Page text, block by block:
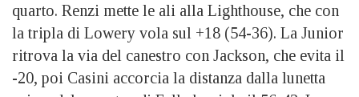
quarto. Renzi mette le ali alla Lighthouse, che con
la tripla di Lowery vola sul +18 (54-36). La Junior
ritrova la via del canestro con Jackson, che evita il
-20, poi Casini accorcia la distanza dalla lunetta